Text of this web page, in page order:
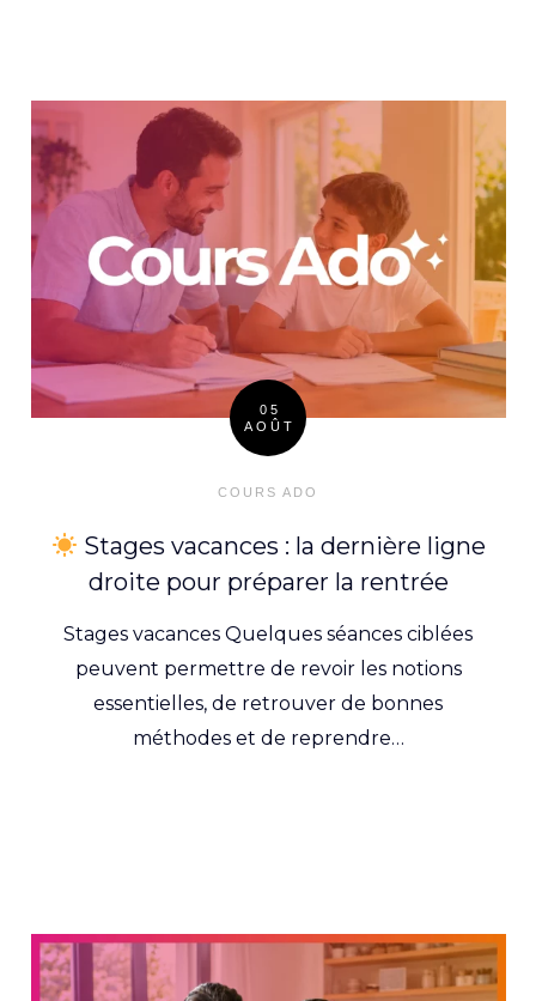
05
AOÛT
COURS ADO
Stages vacances : la dernière ligne
droite pour préparer la rentrée
Stages vacances Quelques séances ciblées
peuvent permettre de revoir les notions
essentielles, de retrouver de bonnes
méthodes et de reprendre…